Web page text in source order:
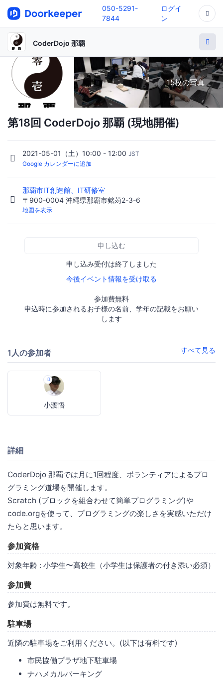
050-5291-
7844
ログイ
ン
CoderDojo 那覇
15枚の写真
第18回 CoderDojo 那覇 (現地開催)
2021-05-01（土）10:00 - 12:00 JST
Google カレンダーに追加
那覇市IT創造館、IT研修室
〒900-0004 沖縄県那覇市銘苅2-3-6
地図を表示
申し込む
申し込み受付は終了しました
今後イベント情報を受け取る
参加費無料
申込時に参加されるお子様の名前、学年の記載をお願い
します
1人の参加者 すべて見る
小渡悟
詳細
CoderDojo 那覇では月に1回程度、ボランティアによるプロ
グラミング道場を開催します。
Scratch (ブロックを組合わせて簡単プログラミング)や
code.orgを使って、プログラミングの楽しさを実感いただけ
たらと思います。
参加資格
対象年齢 : 小学生〜高校生（小学生は保護者の付き添い必須）
参加費
参加費は無料です。
駐車場
近隣の駐車場をご利用ください。(以下は有料です)
市民協働プラザ地下駐車場
ナハメカルパーキング